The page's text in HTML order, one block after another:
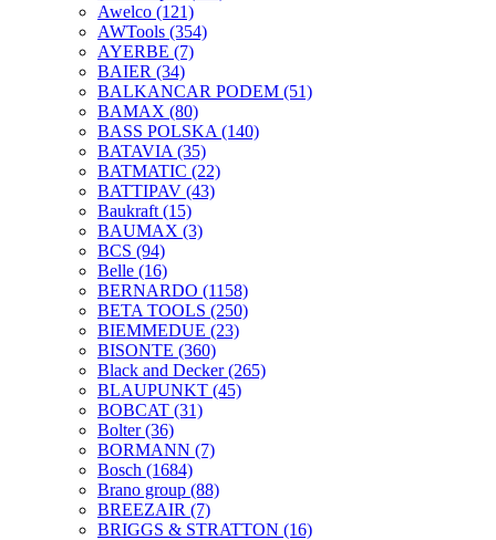
Awelco (121)
AWTools (354)
AYERBE (7)
BAIER (34)
BALKANCAR PODEM (51)
BAMAX (80)
BASS POLSKA (140)
BATAVIA (35)
BATMATIC (22)
BATTIPAV (43)
Baukraft (15)
BAUMAX (3)
BCS (94)
Belle (16)
BERNARDO (1158)
BETA TOOLS (250)
BIEMMEDUE (23)
BISONTE (360)
Black and Decker(265)
BLAUPUNKT (45)
BOBCAT (31)
Bolter(36)
BORMANN (7)
Bosch (1684)
Brano group (88)
BREEZAIR (7)
BRIGGS & STRATTON (16)